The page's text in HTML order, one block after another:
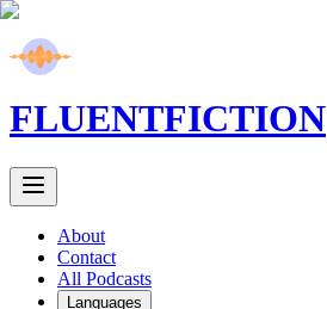
FLUENTFICTION
About
Contact
All Podcasts
Languages